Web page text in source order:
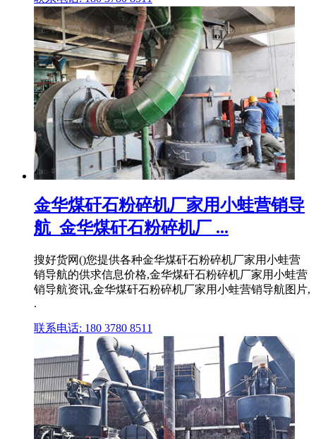
金华煤矸石粉碎机厂家用小蛙营销导
航_金华煤矸石粉碎机厂 ...
搜好货网()您提供各种金华煤矸石粉碎机厂家用小蛙营
销导航的供求信息价格,金华煤矸石粉碎机厂家用小蛙营
销导航资讯,金华煤矸石粉碎机厂家用小蛙营销导航图片,
.
联系电话: 180 3780 8511